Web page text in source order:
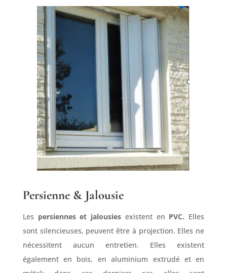
Persienne & Jalousie
Les persiennes et jalousies existent en PVC. Elles
sont silencieuses, peuvent être à projection. Elles ne
nécessitent aucun entretien. Elles existent
également en bois, en aluminium extrudé et en